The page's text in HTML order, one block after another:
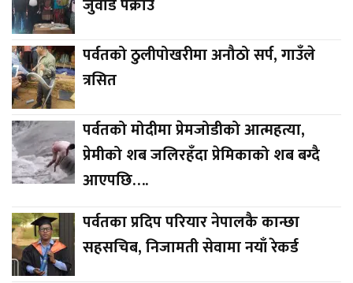
जुवाडे पक्राउ
पर्वतको ठुलीपोखरीमा अनौठो सर्प, गाउँले
त्रसित
पर्वतको मोदीमा प्रेमजोडीको आत्महत्या,
प्रेमीको शब जलिरहँदा प्रेमिकाको शब बग्दै
आएपछि….
पर्वतका प्रदिप परियार नेपालकै कान्छा
सहसचिब, निजामती सेवामा नयाँ रेकर्ड